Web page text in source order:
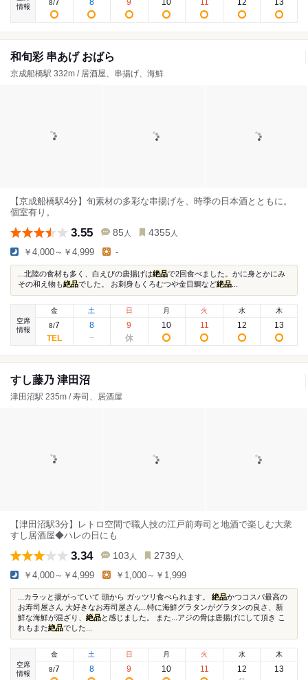
情報
8/7 8 9 10 11 12 13
和旬彩 串あげ おばら
京成船橋駅 332m / 居酒屋、串揚げ、海鮮
【京成船橋駅4分】旬素材の多彩な串揚げを、時季の日本酒とともに。
個室有り。
3.55 85 人 4355 人
￥4,000～￥4,999 -
...北陸の食材も多く、白えびの唐揚げは絶品で2回食べました。かに身とかにみ
その和え物も絶品でした。 お刺身もくろむつや金目鯛など絶品
空席
情報
金
8/7
土
8
日
9
月
10
火
11
水
12
木
13
すし藤乃 津田沼
津田沼駅 235m / 寿司、居酒屋
【津田沼駅3分】レトロ空間で職人技の江戸前寿司と地酒で楽しむ大衆
すし居酒屋◆ハレの日にも
3.34 103 人 2739 人
￥4,000～￥4,999 ￥1,000～￥1,999
...カラッと揚がっていて 頭から ガッツリ食べられます。 絶品かつコスパ最高の
お寿司屋さん 大好きなお寿司屋さん...特に海鮮グラタンがグラタンの良さ、新
鮮な海鮮が混ざり、 絶品と感じました。 また...アジの骨は唐揚げにして頂き こ
れもまた絶品でした...
空席
情報
金
8/7
土
8
日
9
月
10
火
11
水
12
木
13